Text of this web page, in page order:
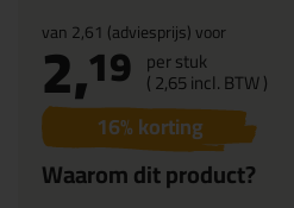
van2,61 (adviesprijs) voor
2,19 per stuk
(2,65incl. BTW )
16% korting
Waarom dit product?